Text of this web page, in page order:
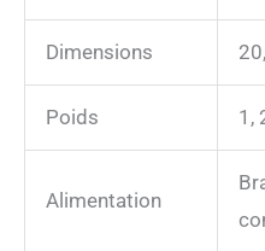
à
a
Dimensions
Poids 1,
Alimentation